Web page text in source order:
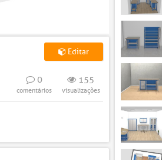
Editar
0
comentários
155
visualizações